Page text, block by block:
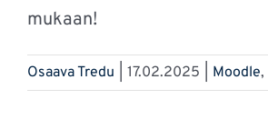
mukaan!
Osaava Tredu 17.02.2025 Moodle,